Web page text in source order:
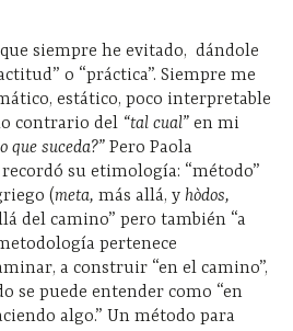
siempre he evitado, dándole
o “práctica”. Siempre me
estático, poco interpretable
contrario del “tal cual” en mi
que suceda?” Pero Paola
su etimología: “método”
(meta, más allá, y hòdos,
del camino” pero también “a
pertenece
a construir “en el camino”,
se puede entender como “en
algo.” Un método para